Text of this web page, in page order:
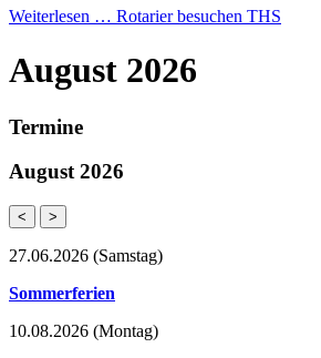
Weiterlesen … Rotarier besuchen THS
August 2026
Termine
August 2026
< >
27.06.2026 (Samstag)
Sommerferien
10.08.2026 (Montag)